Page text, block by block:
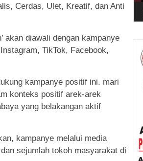
Cerdas, Ulet, Kreatif, dan Anti
akan diawali dengan kampanye
TikTok, Facebook,
kampanye positif ini. mari
konteks positif arek-arek
yang belakangan aktif
kampanye melalui media
sejumlah tokoh masyarakat di